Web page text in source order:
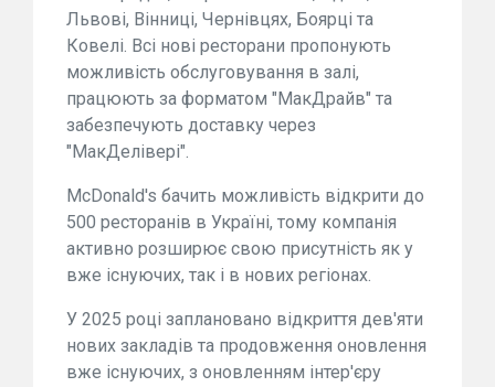
Львові, Вінниці, Чернівцях, Боярці та
Ковелі. Всі нові ресторани пропонують
можливість обслуговування в залі,
працюють за форматом "МакДрайв" та
забезпечують доставку через
"МакДелівері".
McDonald's бачить можливість відкрити до
500 ресторанів в Україні, тому компанія
активно розширює свою присутність як у
вже існуючих, так і в нових регіонах.
У 2025 році заплановано відкриття дев'яти
нових закладів та продовження оновлення
вже існуючих, з оновленням інтер'єру